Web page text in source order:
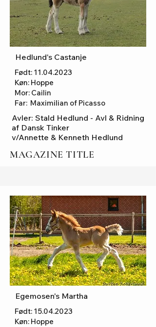
Hedlund's Castanje
Født: 11.04.2023
Køn: Hoppe
Mor: Cailin
Far: Maximilian of Picasso
Avler: Stald Hedlund - Avl & Ridning
af Dansk Tinker
v/Annette & Kenneth Hedlund
MAGAZINE TITLE
Egemosen's Martha
Født: 15.04.2023
Køn: Hoppe